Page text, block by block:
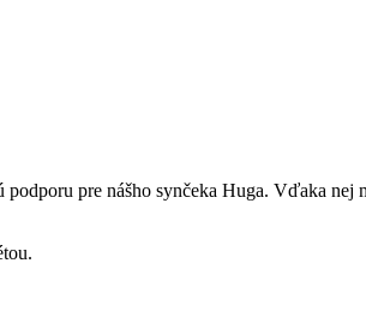
pre nášho synčeka Huga. Vďaka